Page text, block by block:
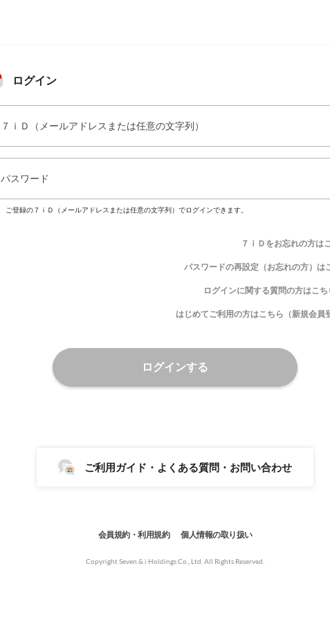
ログイン
７ｉＤ（メールアドレスまたは任意の文字列）
パスワード
ご登録の７ｉＤ（メールアドレスまたは任意の文字列）でログインできます。
７ｉＤをお忘れの方は
パスワードの再設定（お忘れの方）は
ログインに関する質問の方はこち
はじめてご利用の方はこちら（新規会員
ログインする
ご利用ガイド・よくある質問・お問い合わせ
会員規約・利用規約 個人情報の取り扱い
Copyright Seven & i Holdings Co., Ltd. All Rights Reserved.